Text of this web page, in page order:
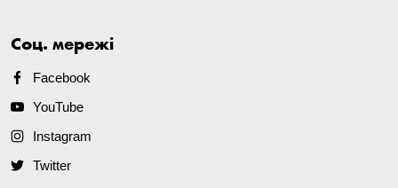
Соц. мережі
Facebook
YouTube
Instagram
Twitter